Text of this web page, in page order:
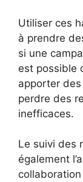
Utiliser ces
à prendre
si une
est possible
apporter
perdre des
inefficaces.
Le suivi des
également